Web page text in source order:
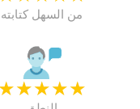
من السهل كتابته
★
★
★
★
★